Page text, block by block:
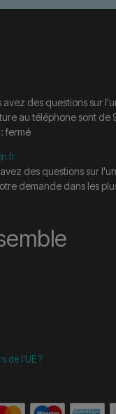
des questions sur
au téléphone sont de
fermé
des questions sur
demande dans les
de l'UE ?